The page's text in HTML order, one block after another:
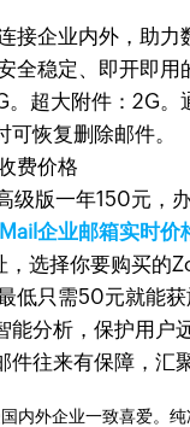
接企业内外，助力
全稳定、即开即用
超大附件：2G。
恢复删除邮件。
费价格
版一年150元，
企业邮箱实时价
选择你要购买的
低只需50元就能
能分析，保护用户
往来有保障，汇
国内外企业一致喜爱。